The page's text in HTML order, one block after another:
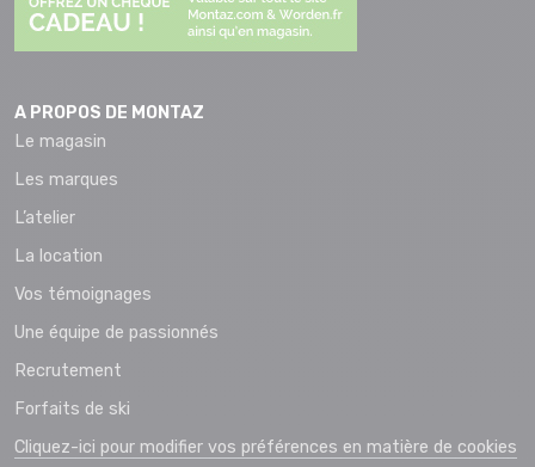
A PROPOS DE MONTAZ
Le magasin
Les marques
L’atelier
La location
Vos témoignages
Une équipe de passionnés
Recrutement
Forfaits de ski
Cliquez-ici pour modifier vos préférences en matière de cookies